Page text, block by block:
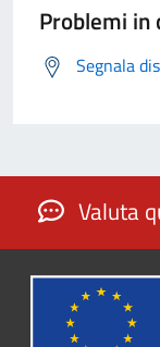
Problemi in
Segnala
Valuta